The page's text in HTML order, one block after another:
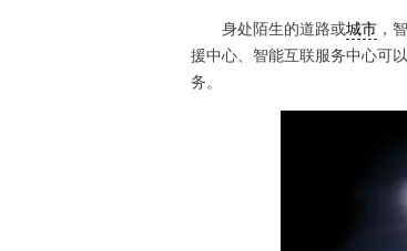
身处陌生的道路或城市 ，
援中心、智能互联服务中心可
务。